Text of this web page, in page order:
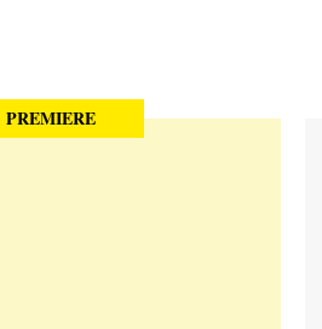
PREMIERE